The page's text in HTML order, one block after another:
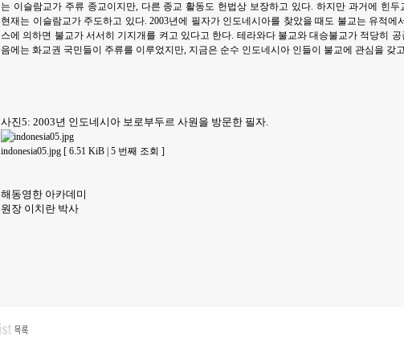
는 이슬람교가 주류 종교이지만, 다른 종교 활동도 헌법상 보장하고 있다. 하지만 과거에 힌
현재는 이슬람교가 주도하고 있다. 2003년에 필자가 인도네시아를 찾았을 때도 불교는 유적
스에 의하면 불교가 서서히 기지개를 켜고 있다고 한다. 테라와다 불교와 대승불교가 적당히
음에는 화교권 국민들이 주류를 이루었지만, 지금은 순수 인도네시아 인들이 불교에 관심을 갖
사진5: 2003년 인도네시아 보로부두르 사원을 방문한 필자.
indonesia05.jpg [ 6.51 KiB | 5 번째 조회 ]
해동영한 아카데미
원장 이치란 박사